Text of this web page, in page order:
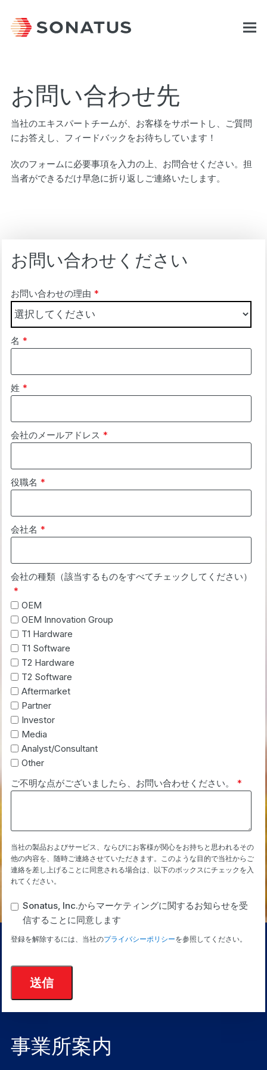
お問い合わせ先
当社のエキスパートチームが、お客様をサポートし、ご質問
にお答えし、フィードバックをお待ちしています！
次のフォームに必要事項を入力の上、お問合せください。担
当者ができるだけ早急に折り返しご連絡いたします。
お問い合わせください
お問い合わせの理由 *
名 *
姓 *
会社のメールアドレス *
役職名 *
会社名 *
会社の種類（該当するものをすべてチェックしてください）
*
OEM
OEM Innovation Group
T1 Hardware
T1 Software
T2 Hardware
T2 Software
Aftermarket
Partner
Investor
Media
Analyst/Consultant
Other
ご不明な点がございましたら、お問い合わせください。
*
当社の製品およびサービス、ならびにお客様が関心をお持ちと思われるその
他の内容を、随時ご連絡させていただきます。このような目的で当社からご
連絡を差し上げることに同意される場合は、以下のボックスにチェックを入
れてください。
Sonatus, Inc.からマーケティングに関するお知らせを受
信することに同意します
登録を解除するには、当社のプライバシーポリシーを参照してください。
事業所案内